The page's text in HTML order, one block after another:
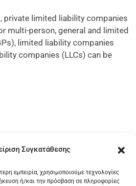
Συγκατάθεσης
εμπειρία, χρησιμοποιούμε τεχνολογίες
ή/και την πρόσβαση σε πληροφορίες
private limited liability companies
multi-person, general and limited
limited liability companies
companies (LLCs) can be